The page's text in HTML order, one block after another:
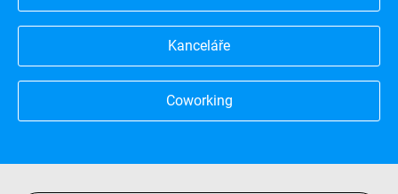
Kanceláře
Coworking